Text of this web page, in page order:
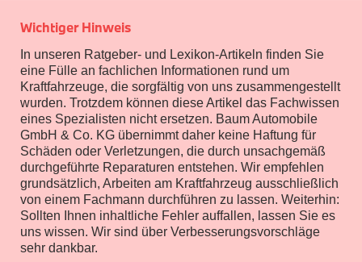
Reifen
Transport & Gepäck
Exterieur
Interieur
Navigation Update
Kommunikation & Information
Winterkompletträder
Sommerkompletträder
Räderzubehör
Felgen
Reifen
Sicherheit
MINI Paceman Zubehör
Transport & Gepäck
Wichtiger Hinweis
In unseren Ratgeber- und Lexikon-Artikeln finden Sie
eine Fülle an fachlichen Informationen rund um
Kraftfahrzeuge, die sorgfältig von uns zusammengestellt
wurden. Trotzdem können diese Artikel das Fachwissen
eines Spezialisten nicht ersetzen. Baum Automobile
GmbH & Co. KG übernimmt daher keine Haftung für
Schäden oder Verletzungen, die durch unsachgemäß
durchgeführte Reparaturen entstehen. Wir empfehlen
grundsätzlich, Arbeiten am Kraftfahrzeug ausschließlich
von einem Fachmann durchführen zu lassen. Weiterhin:
Sollten Ihnen inhaltliche Fehler auffallen, lassen Sie es
uns wissen. Wir sind über Verbesserungsvorschläge
sehr dankbar.